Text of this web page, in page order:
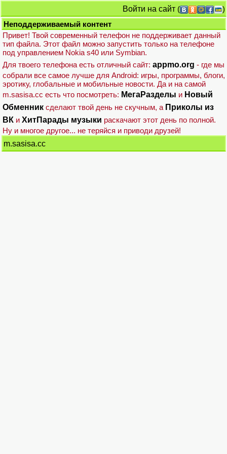
Войти на сайт (
)
Неподдерживаемый контент
Привет! Твой современный телефон не поддерживает данный
тип файла. Этот файл можно запустить только на телефоне
под управлением Nokia s40 или Symbian.
Для твоего телефона есть отличный сайт: appmo.org - где мы
собрали все самое лучше для Android: игры, программы, блоги,
эротику, глобальные и мобильные новости. Да и на самой
m.sasisa.cc есть что посмотреть: МегаРазделы и Новый
Обменник сделают твой день не скучным, а Приколы из
ВК и ХитПарады музыки раскачают этот день по полной.
Ну и многое другое... не теряйся и приводи друзей!
m.sasisa.cc